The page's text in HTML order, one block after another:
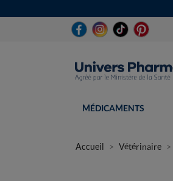
MÉDICAMENTS
Accueil Vétérinaire